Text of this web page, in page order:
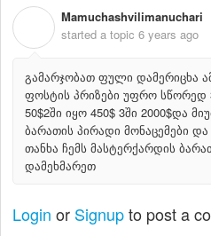
Mamuchashvilimanuchari
started a topic 6 years ago
გამარჯობათ ფული დამერიცხა
ფოსტის პრიზები უფრო სწორედ
50$2ში იყო 450$ 3ში 2000$და
ბარათის პირადი მონაცემები
თანხა ჩემს მასტერქარდის
დამეხმარეთ
Login or Signupto post a